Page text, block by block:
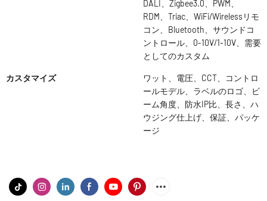
DALI、Zigbee3.0、PWM、
RDM、Triac、WiFi/Wirelessリモ
コン、Bluetooth、サウンドコ
ントロール、0-10V/1-10V、需要
としてのカスタム
カスタマイズ
ワット、電圧、CCT、コントロ
ールモデル、ラベルのロゴ、ビ
ーム角度、防水IP比、長さ、ハ
ウジング仕上げ、保証、パッケ
ージ